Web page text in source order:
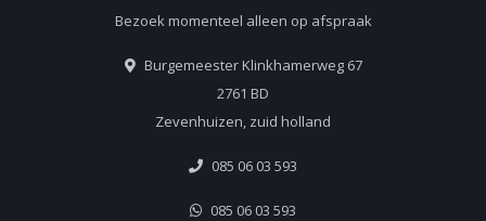
Bezoek momenteel alleen op afspraak
Burgemeester Klinkhamerweg 67
2761 BD
Zevenhuizen, zuid holland
085 06 03 593
085 06 03 593